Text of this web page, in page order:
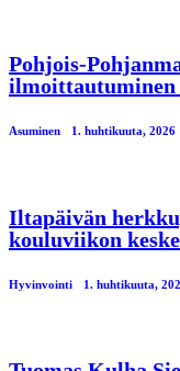
Pohjois-
ilmoittautuminen
Asuminen 1. huhtikuuta, 2026
Iltapäivän
kouluviikon
Hyvinvointi 1. huhtikuuta,